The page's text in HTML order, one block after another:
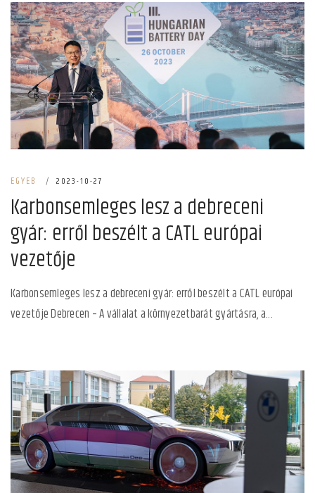
EGYEB | 2023-10-27
Karbonsemleges lesz a debreceni
gyár: erről beszélt a CATL európai
vezetője
Karbonsemleges lesz a debreceni gyár: erről beszélt a CATL európai
vezetője Debrecen – A vállalat a környezetbarát gyártásra, a...